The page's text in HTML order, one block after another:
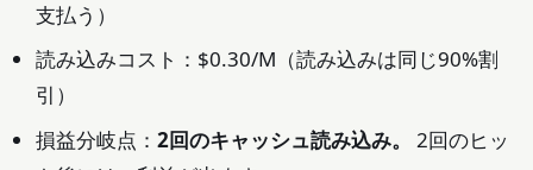
支払う）
読み込みコスト：$0.30/M（読み込みは同じ90%割
引）
損益分岐点： 2回のキャッシュ読み込み。
2回のヒッ